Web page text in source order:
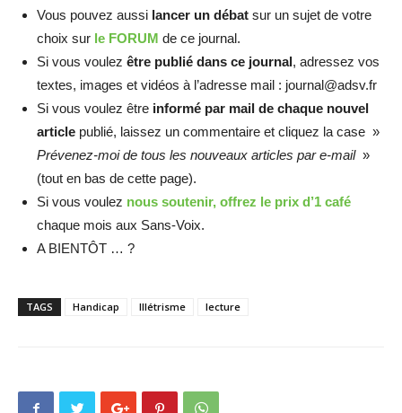
Vous pouvez aussi lancer un débat sur un sujet de votre
choix sur le FORUM de ce journal.
Si vous voulez être publié dans ce journal, adressez vos
textes, images et vidéos à l’adresse mail : journal@adsv.fr
Si vous voulez être informé par mail de chaque nouvel
article publié, laissez un commentaire et cliquez la case »
Prévenez-moi de tous les nouveaux articles par e-mail»
(tout en bas de cette page).
Si vous voulez nous soutenir, offrez le prix d’1 café
chaque mois aux Sans-Voix.
A BIENTÔT … ?
TAGS Handicap Illétrisme lecture